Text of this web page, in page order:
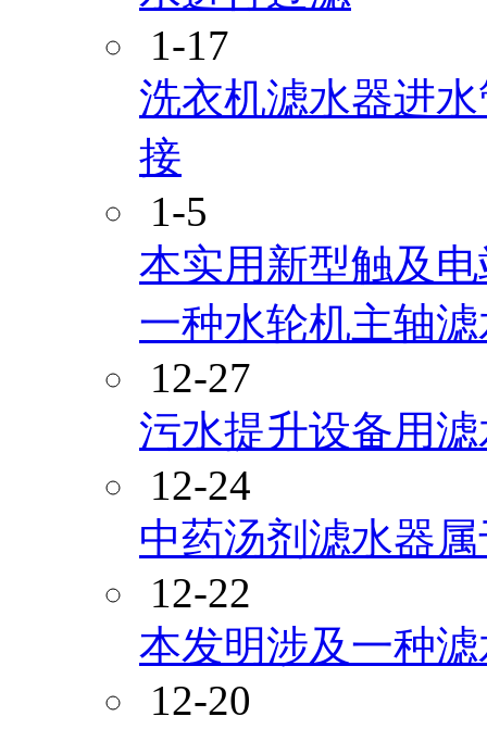
1-17
洗衣机滤水器进
接
1-5
本实用新型触及
一种水轮机主轴
12-27
污水提升设备用
12-24
中药汤剂滤水器
12-22
本发明涉及一种
12-20